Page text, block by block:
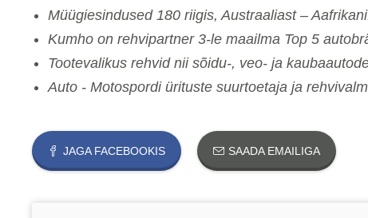
Müügiesindused 180 riigis, Austraaliast –
Kumho on rehvipartner 3-le maailma Top 5
Tootevalikus rehvid nii sõidu-, veo- ja
Auto - Motospordi ürituste suurtoetaja ja
JAGA FACEBOOKIS SAADA EMAILIGA